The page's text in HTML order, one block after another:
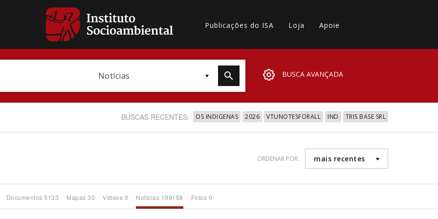
Publicações do ISA Loja Apoie
Notícias BUSCA AVANÇADA
BUSCAS RECENTES: OS INDIGENAS 2026 VTUNOTESFORALL IND TRIS BASE SRL
ORDENAR POR: mais recentes
Documentos 5133 Mapas 30 Vídeos 0 Notícias 199158 Fotos 0